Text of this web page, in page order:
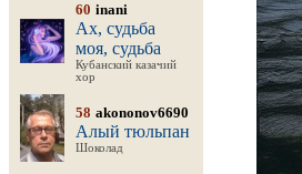
60 inani
Ах, судьба
моя, судьба
Кубанский казачий
хор
58 akononov6690
Алый тюльпан
Шоколад